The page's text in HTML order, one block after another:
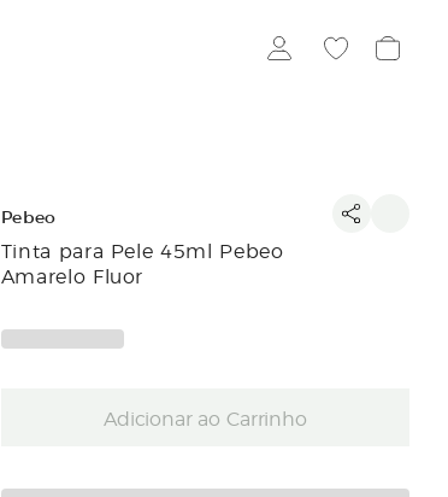
Pebeo
Tinta para Pele 45ml Pebeo
Amarelo Fluor
Adicionar ao Carrinho